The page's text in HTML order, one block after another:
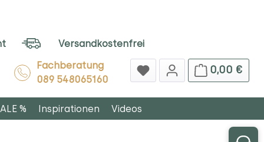
Versandkostenfrei
Fachberatung
089 548065160
0,00 €
% Inspirationen Videos